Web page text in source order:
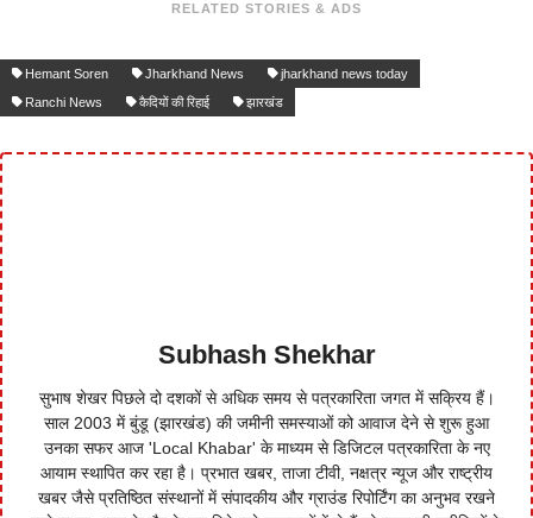
RELATED STORIES & ADS
Hemant Soren Jharkhand News
jharkhand news today
Ranchi News
कैदियों की रिहाई झारखंड
Subhash Shekhar
सुभाष शेखर पिछले दो दशकों से अधिक समय से पत्रकारिता जगत में सक्रिय हैं।
साल 2003 में बुंडू (झारखंड) की जमीनी समस्याओं को आवाज देने से शुरू हुआ
उनका सफर आज 'Local Khabar' के माध्यम से डिजिटल पत्रकारिता के नए
आयाम स्थापित कर रहा है। प्रभात खबर, ताजा टीवी, नक्षत्र न्यूज और राष्ट्रीय
खबर जैसे प्रतिष्ठित संस्थानों में संपादकीय और ग्राउंड रिपोर्टिंग का अनुभव रखने